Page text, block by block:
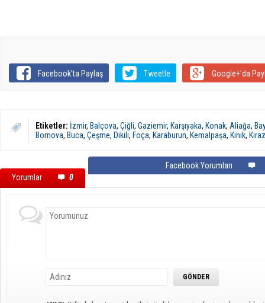
Facebook'ta Paylaş Tweetle Google+'da
Etiketler: İzmir, Balçova, Çiğli, Gaziemir, Karşıyaka, Konak, Aliağa,
Bornova, Buca, Çeşme, Dikili, Foça, Karaburun, Kemalpaşa, Kınık, Kiraz
Yorumlar 0
Facebook Yorumları